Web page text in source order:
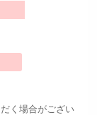
く場合がござい